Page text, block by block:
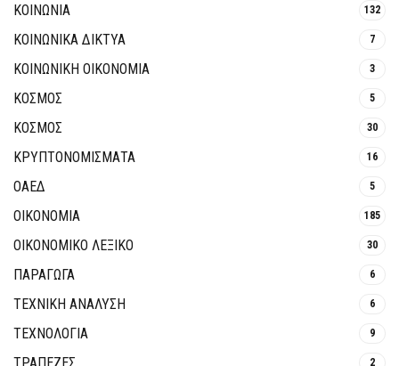
ΚΟΙΝΩΝΙΑ 132
ΚΟΙΝΩΝΙΚΆ ΔΊΚΤΥΑ 7
ΚΟΙΝΩΝΙΚΉ ΟΙΚΟΝΟΜΊΑ 3
ΚΟΣΜΟΣ 5
ΚΟΣΜΟΣ 30
ΚΡΥΠΤΟΝΟΜΊΣΜΑΤΑ 16
ΟΑΕΔ 5
ΟΙΚΟΝΟΜΙΑ 185
ΟΙΚΟΝΟΜΙΚΟ ΛΕΞΙΚΟ 30
ΠΑΡΑΓΩΓΑ 6
ΤΕΧΝΙΚΗ ΑΝΑΛΥΣΗ 6
ΤΕΧΝΟΛΟΓΙΑ 9
2